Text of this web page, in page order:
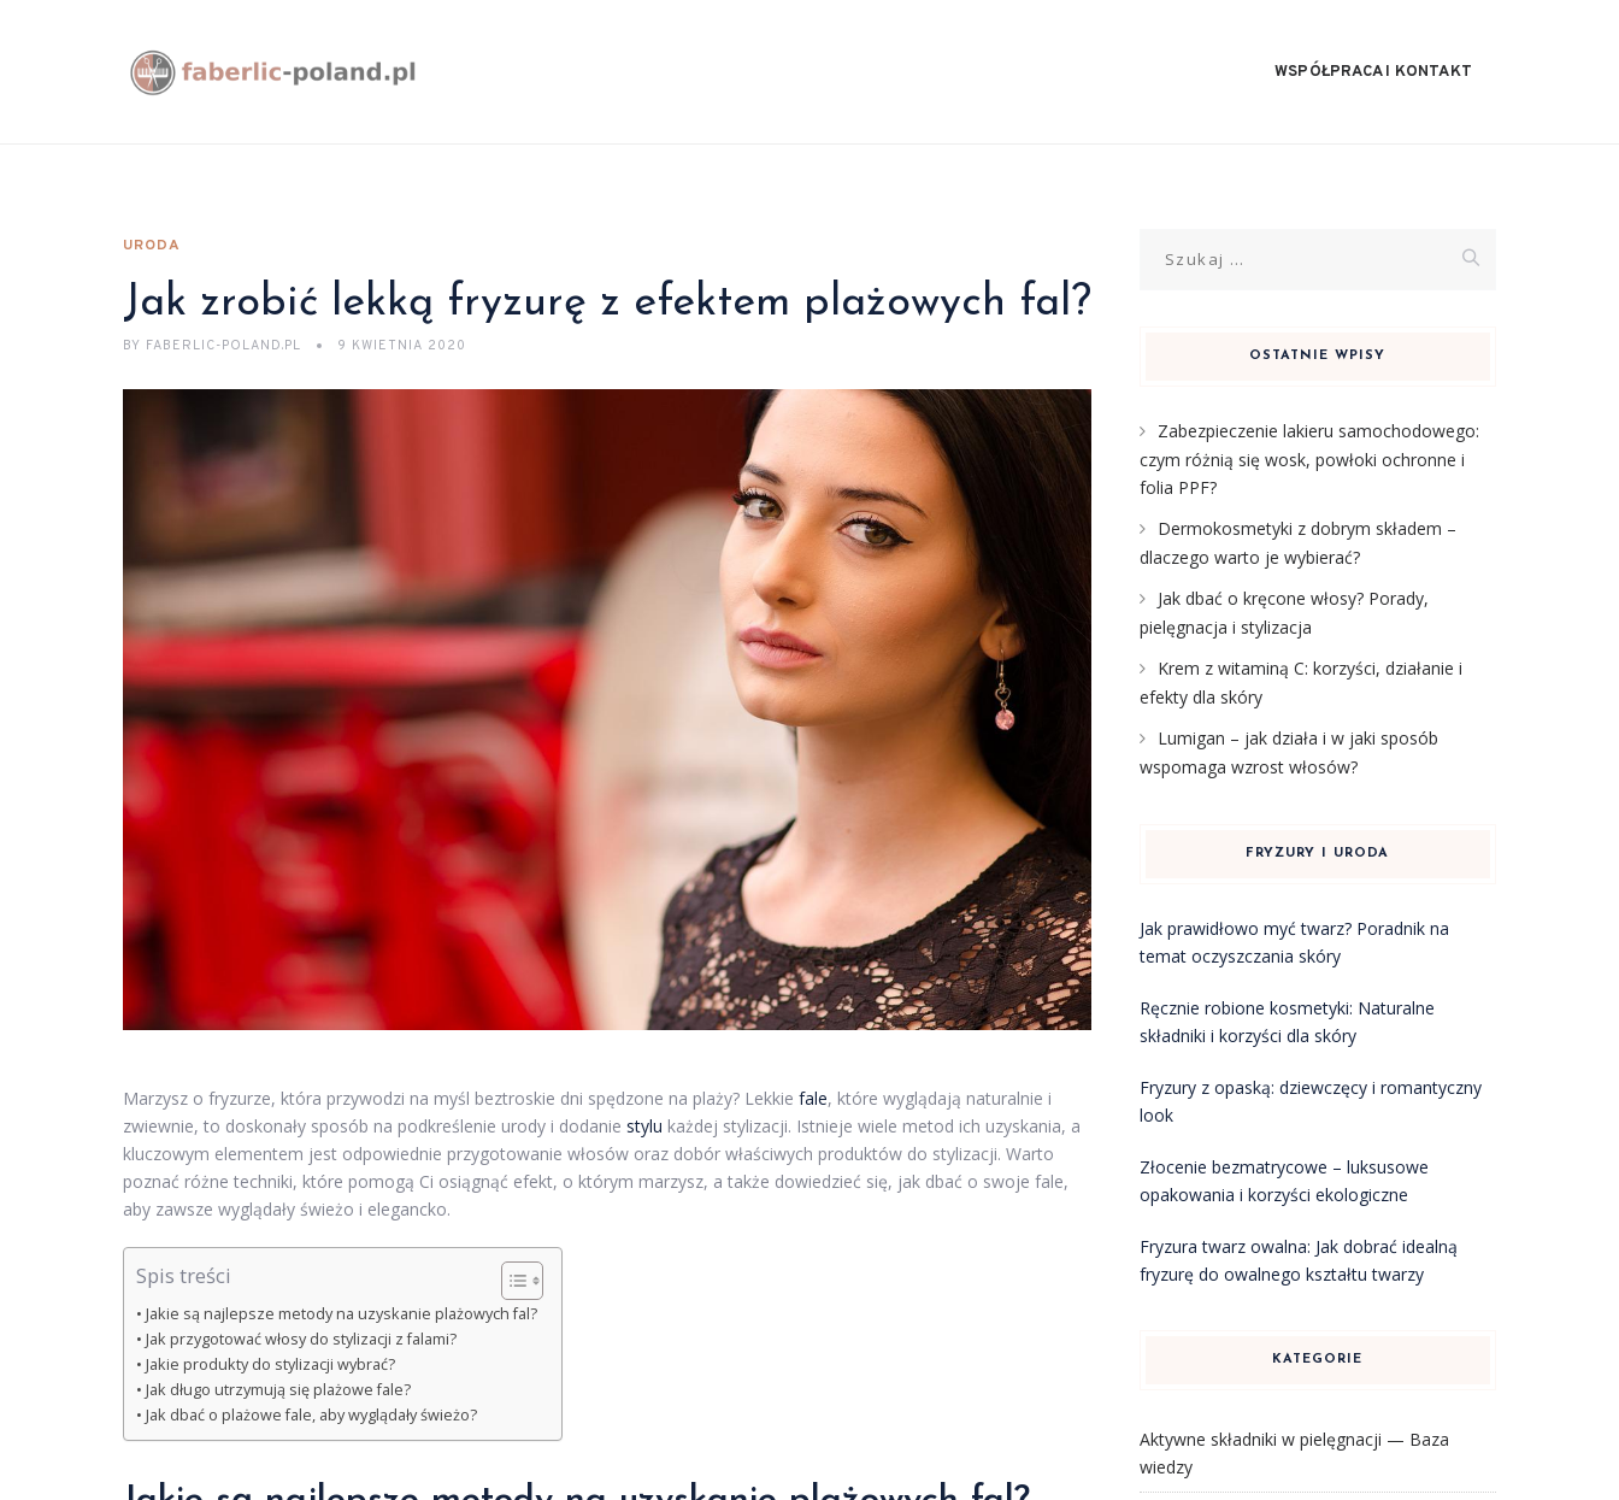
WSPÓŁPRACA I KONTAKT
URODA
Jak zrobić lekką fryzurę z efektem plażowych fal?
BY FABERLIC-POLAND.PL 9 KWIETNIA 2020
Marzysz o fryzurze, która przywodzi na myśl beztroskie dni spędzone na plaży? Lekkie fale, które wyglądają naturalnie i
zwiewnie, to doskonały sposób na podkreślenie urody i dodanie stylu każdej stylizacji. Istnieje wiele metod ich uzyskania, a
kluczowym elementem jest odpowiednie przygotowanie włosów oraz dobór właściwych produktów do stylizacji. Warto
poznać różne techniki, które pomogą Ci osiągnąć efekt, o którym marzysz, a także dowiedzieć się, jak dbać o swoje fale,
aby zawsze wyglądały świeżo i elegancko.
Spis treści
Jakie są najlepsze metody na uzyskanie plażowych fal?
Jak przygotować włosy do stylizacji z falami?
Jakie produkty do stylizacji wybrać?
Jak długo utrzymują się plażowe fale?
Jak dbać o plażowe fale, aby wyglądały świeżo?
OSTATNIE WPISY
Zabezpieczenie lakieru samochodowego:
czym różnią się wosk, powłoki ochronne i
folia PPF?
Dermokosmetyki z dobrym składem –
dlaczego warto je wybierać?
Jak dbać o kręcone włosy? Porady,
pielęgnacja i stylizacja
Krem z witaminą C: korzyści, działanie i
efekty dla skóry
Lumigan – jak działa i w jaki sposób
wspomaga wzrost włosów?
FRYZURY I URODA
Jak prawidłowo myć twarz? Poradnik na
temat oczyszczania skóry
Ręcznie robione kosmetyki: Naturalne
składniki i korzyści dla skóry
Fryzury z opaską: dziewczęcy i romantyczny
look
Złocenie bezmatrycowe – luksusowe
opakowania i korzyści ekologiczne
Fryzura twarz owalna: Jak dobrać idealną
fryzurę do owalnego kształtu twarzy
KATEGORIE
Aktywne składniki w pielęgnacji — Baza
wiedzy